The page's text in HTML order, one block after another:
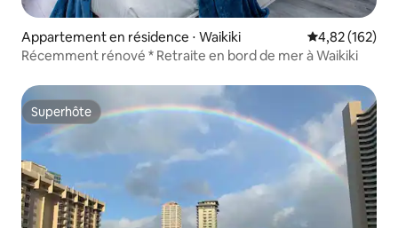
Appartement en résidence ⋅ Waikiki Évaluation
4,82 (162)
Récemment rénové * Retraite en bord de mer à Waikiki
Superhôte
Superhôte